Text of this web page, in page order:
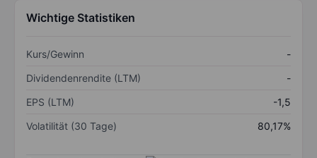
Wichtige Statistiken
Kurs/Gewinn
-
Dividendenrendite (LTM)
-
EPS (LTM)
-1,5
Volatilität (30 Tage)
80,17%